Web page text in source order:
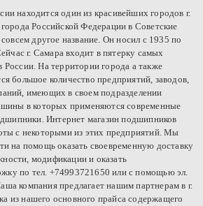
находится один из красивейших городов г.
Российской Федерации в Советские
другое название. Он носил с 1935 по
г. Самара входит в пятерку самых
России. На территории города а также
большое количество предприятий, заводов,
имеющих в своем подразделении
в которых применяются современные
Интернет магазин подшипников
с некоторыми из этих предприятий. Мы
на помощь оказать своевременную доставку
модификации и оказать
по тел. +74993721650 или с помощью эл.
компания предлагает нашим партнерам в г.
из нашего основного прайса содержащего